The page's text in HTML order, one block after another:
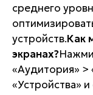
среднего
устройств.Как
экранах?
«Аудитория» >
«Устройства»